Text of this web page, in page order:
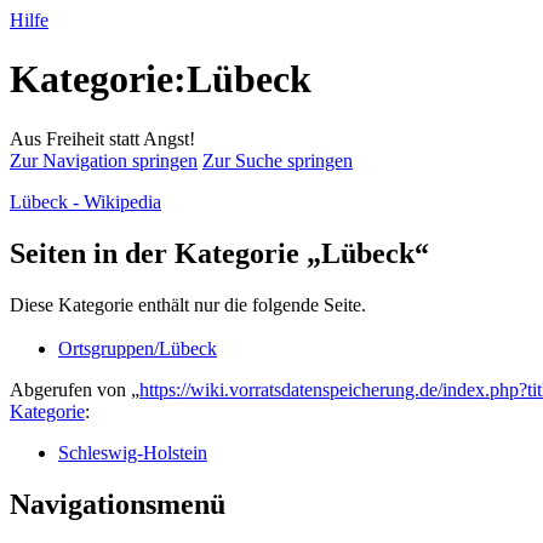
Hilfe
Kategorie:Lübeck
Aus Freiheit statt Angst!
Zur Navigation springen Zur Suche springen
Lübeck - Wikipedia
Seiten in der Kategorie „Lübeck“
Diese Kategorie enthält nur die folgende Seite.
Ortsgruppen/Lübeck
Abgerufen von „https://wiki.vorratsdatenspeicherung.de/
Kategorie:
Schleswig-Holstein
Navigationsmenü